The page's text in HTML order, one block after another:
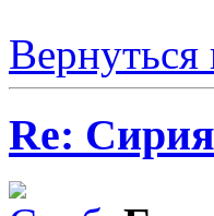
Вернуться
Re: